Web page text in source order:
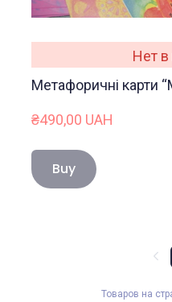
Нет в
Метафоричні карти
₴490,00 UAH
Buy
Товаров на